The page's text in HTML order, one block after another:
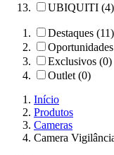
UBIQUITI (4)
Destaques (11)
Exclusivos (0)
Outlet (0)
Início
Produtos
Cameras
Camera